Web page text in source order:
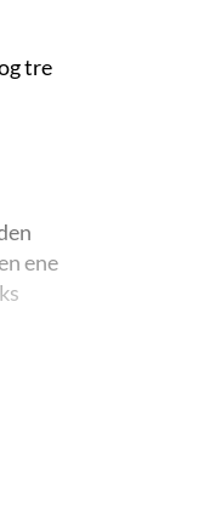
tre
ene